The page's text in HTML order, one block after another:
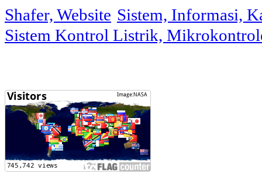
Shafer, Website Sistem, Informasi,
Sistem Kontrol Listrik,